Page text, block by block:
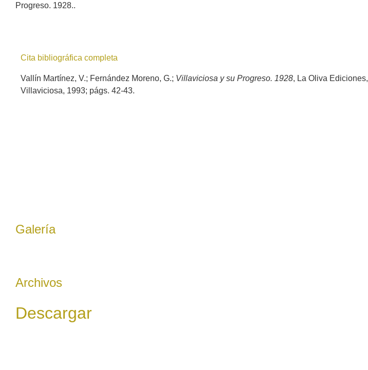
Progreso. 1928..
Cita bibliográfica completa
Vallín Martínez, V.; Fernández Moreno, G.; Villaviciosa y su Progreso. 1928, La Oliva Ediciones,
Villaviciosa, 1993; págs. 42-43.
Galería
Archivos
Descargar